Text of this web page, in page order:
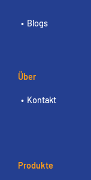
Blogs
Über
Kontakt
Produkte